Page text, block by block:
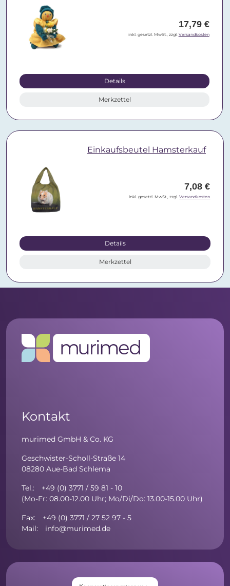
17,79 €
inkl. gesetzl. MwSt., zzgl. Versandkosten
Details
Merkzettel
Einkaufsbeutel Hamsterkauf
7,08 €
inkl. gesetzl. MwSt., zzgl.Versandkosten
Details
Merkzettel
Kontakt
murimed GmbH & Co. KG
Geschwister-Scholl-Straße 14
08280 Aue-Bad Schlema
Tel.: +49 (0) 3771 / 59 81 - 10
(Mo-Fr: 08.00-12.00 Uhr; Mo/Di/Do: 13.00-15.00 Uhr)
Fax: +49 (0) 3771 / 27 52 97 - 5
Mail: info@murimed.de